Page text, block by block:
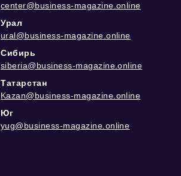
center@business-magazine.online
Урал
ural@business-magazine.online
Сибирь
siberia@business-magazine.online
Татарстан
Kazan@business-magazine.online
Юг
yug@business-magazine.online